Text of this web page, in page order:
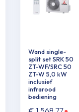
Wand single-
split set SRK 50
ZT-WF/SRC 50
ZT-W 5,0 kW
inclusief
infrarood
bediening